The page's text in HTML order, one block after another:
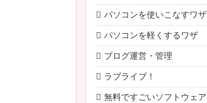
パソコンを使いこなすワザ
パソコンを軽くするワザ
ブログ運営・管理
ラブライブ！
無料ですごいソフトウェア